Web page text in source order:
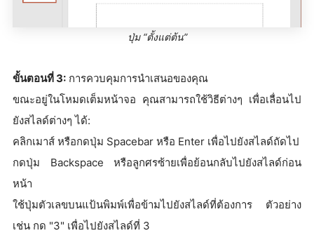
ปุ่ม “ตั้งแต่ต้น”
ขั้นตอนที่ 3: การควบคุมการนำเสนอของคุณ
ขณะอยู่ในโหมดเต็มหน้าจอ คุณสามารถใช้วิธีต่างๆ เพื่อเลื่อนไป
ยังสไลด์ต่างๆ ได้:
คลิกเมาส์ หรือกดปุ่ม Spacebar หรือ Enter เพื่อไปยังสไลด์ถัดไป
กดปุ่ม Backspace หรือลูกศรซ้ายเพื่อย้อนกลับไปยังสไลด์ก่อน
หน้า
ใช้ปุ่มตัวเลขบนแป้นพิมพ์เพื่อข้ามไปยังสไลด์ที่ต้องการ ตัวอย่าง
เช่น กด "3" เพื่อไปยังสไลด์ที่ 3